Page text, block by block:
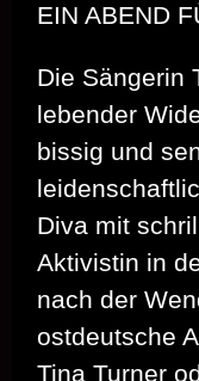
EIN ABEND
Die Sängerin
lebender
bissig und
Diva mit
Aktivistin in
nach der
ostdeutsche
Tina Turner